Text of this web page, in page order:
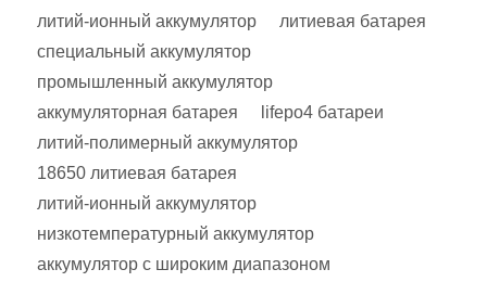
литий-ионный аккумулятор
литиевая батарея
специальный аккумулятор
промышленный аккумулятор
аккумуляторная батарея
lifepo4 батареи
литий-полимерный аккумулятор
18650 литиевая батарея
литий-ионный аккумулятор
низкотемпературный аккумулятор
аккумулятор с широким диапазоном